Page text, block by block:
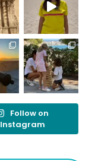
Follow on
Instagram